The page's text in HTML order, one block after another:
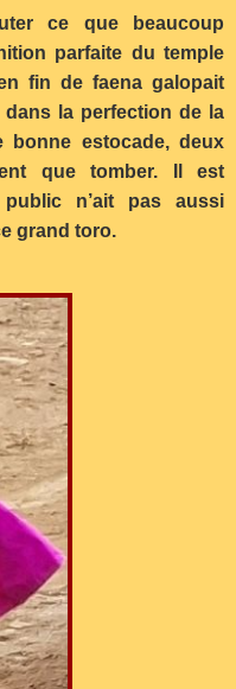
ce que beaucoup
parfaite du temple
fin de faena galopait
dans la perfection de la
bonne estocade, deux
que tomber. Il est
n’ait pas aussi
grand toro.